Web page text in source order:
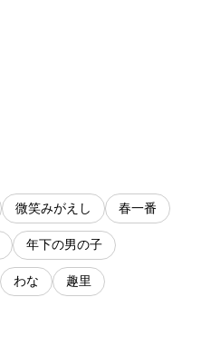
微笑みがえし 春一番
年下の男の子
わな 趣里